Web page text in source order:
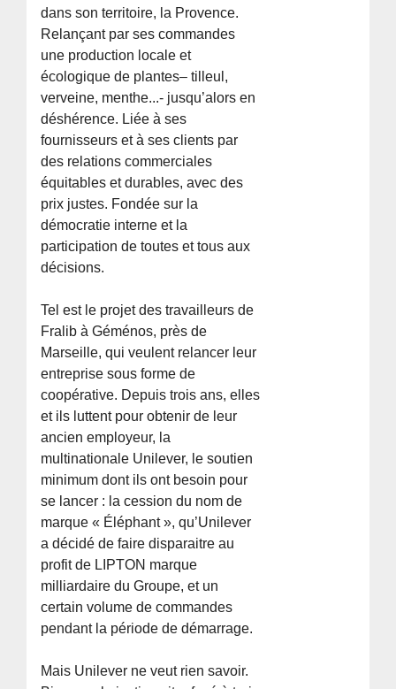
dans son territoire, la Provence.
Relançant par ses commandes
une production locale et
écologique de plantes– tilleul,
verveine, menthe...- jusqu’alors en
déshérence. Liée à ses
fournisseurs et à ses clients par
des relations commerciales
équitables et durables, avec des
prix justes. Fondée sur la
démocratie interne et la
participation de toutes et tous aux
décisions.
Tel est le projet des travailleurs de
Fralib à Géménos, près de
Marseille, qui veulent relancer leur
entreprise sous forme de
coopérative. Depuis trois ans, elles
et ils luttent pour obtenir de leur
ancien employeur, la
multinationale Unilever, le soutien
minimum dont ils ont besoin pour
se lancer : la cession du nom de
marque « Éléphant », qu’Unilever
a décidé de faire disparaitre au
profit de LIPTON marque
milliardaire du Groupe, et un
certain volume de commandes
pendant la période de démarrage.
Mais Unilever ne veut rien savoir.